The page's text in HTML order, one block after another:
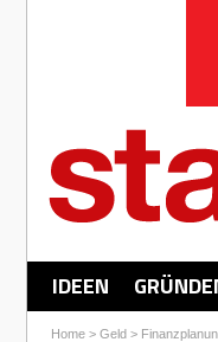
IDEEN
Home> Geld>